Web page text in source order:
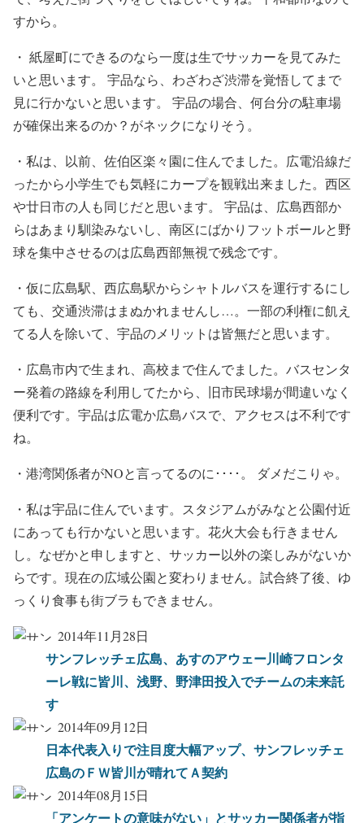
すから。
・ 紙屋町にできるのなら一度は生でサッカーを見てみた
いと思います。 宇品なら、わざわざ渋滞を覚悟してまで
見に行かないと思います。 宇品の場合、何台分の駐車場
が確保出来るのか？がネックになりそう。
・私は、以前、佐伯区楽々園に住んでました。広電沿線だ
ったから小学生でも気軽にカープを観戦出来ました。西区
や廿日市の人も同じだと思います。 宇品は、広島西部か
らはあまり馴染みないし、南区にばかりフットボールと野
球を集中させるのは広島西部無視で残念です。
・仮に広島駅、西広島駅からシャトルバスを運行するにし
ても、交通渋滞はまぬかれませんし…。一部の利権に飢え
てる人を除いて、宇品のメリットは皆無だと思います。
・広島市内で生まれ、高校まで住んでました。バスセンタ
ー発着の路線を利用してたから、旧市民球場が間違いなく
便利です。宇品は広電か広島バスで、アクセスは不利です
ね。
・港湾関係者がNOと言ってるのに････。 ダメだこりゃ。
・私は宇品に住んでいます。スタジアムがみなと公園付近
にあっても行かないと思います。花火大会も行きません
し。なぜかと申しますと、サッカー以外の楽しみがないか
らです。現在の広域公園と変わりません。試合終了後、ゆ
っくり食事も街ブラもできません。
2014年11月28日
サンフレッチェ広島、あすのアウェー川崎フロンタ
ーレ戦に皆川、浅野、野津田投入でチームの未来託
す
2014年09月12日
日本代表入りで注目度大幅アップ、サンフレッチェ
広島のＦＷ皆川が晴れてＡ契約
2014年08月15日
「アンケートの意味がない」とサッカー関係者が指